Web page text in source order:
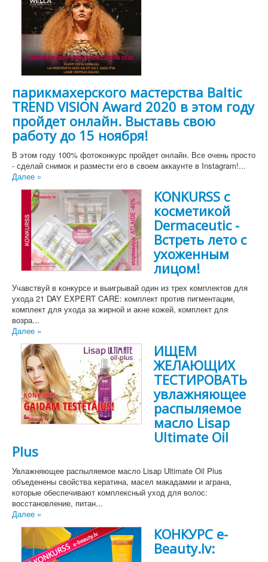
парикмахерского мастерства Baltic
TREND VISION Award 2020 в этом году
пройдет онлайн. Выставь свою
работу до 15 ноября!
В этом году 100% фотоконкурс пройдет онлайн. Все очень просто
- сделай снимок и размести его в своем аккаунте в Instagram!...
Далее »
KONKURSS c
косметикой
Dermaceutic -
Встреть лето с
ухоженным
лицом!
Учавствуй в конкурсе и выигрывай один из трех комплектов для
ухода 21 DAY EXPERT CARE: комплект против пигментации,
комплект для ухода за жирной и акне кожей, комплект для
возра...
Далее »
ИЩЕМ
ЖЕЛАЮЩИХ
ТЕСТИРОВАТЬ
увлажняющее
распыляемое
масло Lisap
Ultimate Oil
Plus
Увлажняющее распыляемое масло Lisap Ultimate Oil Plus
объеденены свойства кератина, масел макадамии и аграна,
которые обеспечивают комплексный уход для волос:
восстановление, питан...
Далее »
КОНКУРС e-
Beauty.lv: